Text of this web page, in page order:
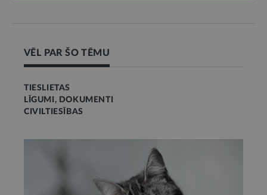
VĒL PAR ŠO TĒMU
TIESLIETAS
LĪGUMI, DOKUMENTI
CIVILTIESĪBAS